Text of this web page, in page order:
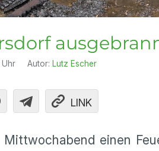
Autor: Lutz Escher
LINK
einen